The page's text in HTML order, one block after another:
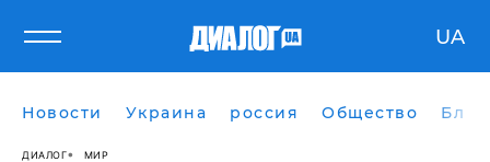
UA
Новости Украина россия Общество
ДИАЛОГ МИР